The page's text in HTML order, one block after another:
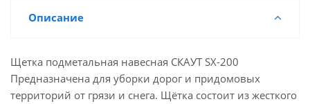
Описание
Щетка подметальная навесная СКАУТ SX-200
Предназначена для уборки дорог и придомовых
территорий от грязи и снега. Щётка состоит из жесткого